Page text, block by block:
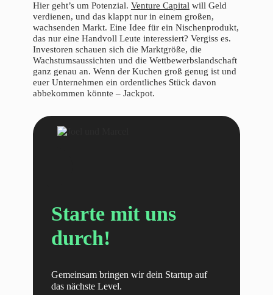
Hier geht’s um Potenzial. Venture Capital will Geld
verdienen, und das klappt nur in einem großen,
wachsenden Markt. Eine Idee für ein Nischenprodukt,
das nur eine Handvoll Leute interessiert? Vergiss es.
Investoren schauen sich die Marktgröße, die
Wachstumsaussichten und die Wettbewerbslandschaft
ganz genau an. Wenn der Kuchen groß genug ist und
euer Unternehmen ein ordentliches Stück davon
abbekommen könnte – Jackpot.
Starte mit uns
durch!
Gemeinsam bringen wir dein Startup auf
das nächste Level.